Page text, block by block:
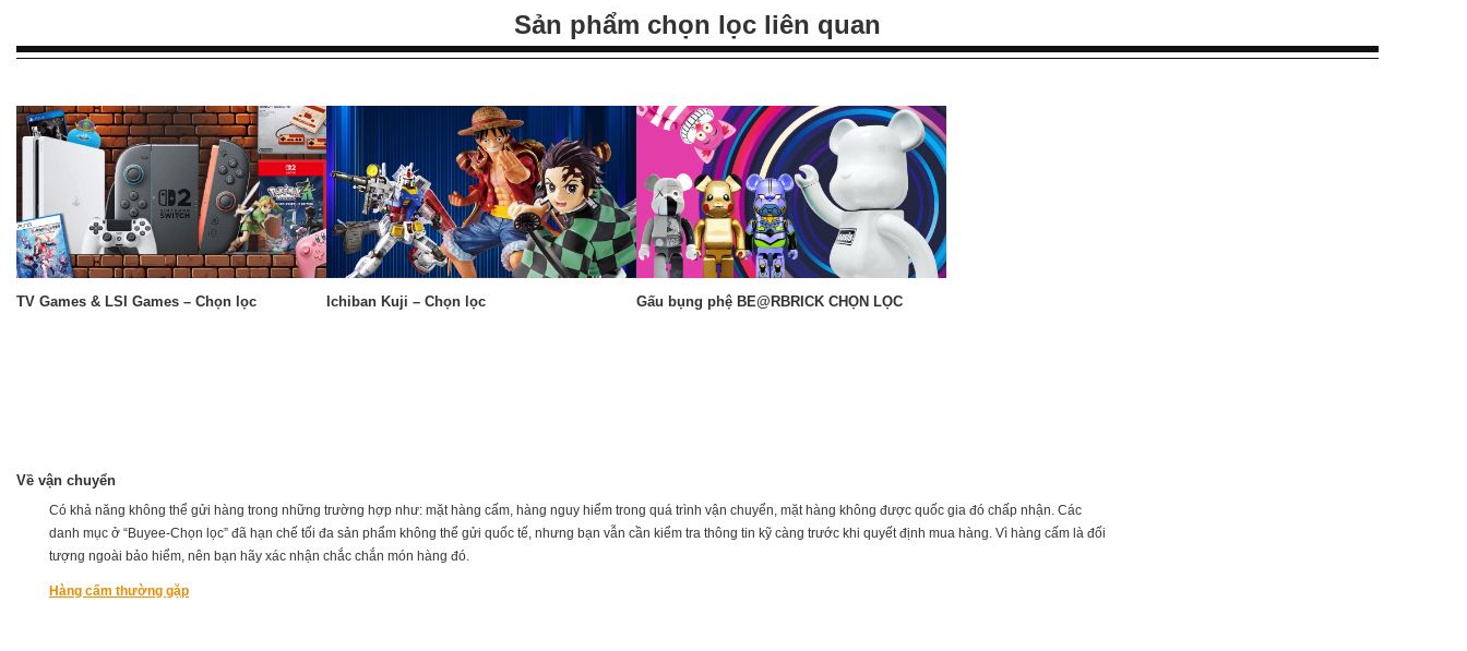
Sản phẩm chọn lọc liên quan
TV Games & LSI Games – Chọn lọc Ichiban Kuji – Chọn lọc Gấu bụng phệ BE@RBRICK CHỌN LỌC
Về vận chuyển
Có khả năng không thể gửi hàng trong những trường hợp như: mặt hàng cấm, hàng nguy hiểm trong quá trình vận chuyển, mặt hàng không được quốc gia đó chấp nhận. Các
danh mục ở “Buyee-Chọn lọc” đã hạn chế tối đa sản phẩm không thể gửi quốc tế, nhưng bạn vẫn cần kiểm tra thông tin kỹ càng trước khi quyết định mua hàng. Vì hàng cấm là đối
tượng ngoài bảo hiểm, nên bạn hãy xác nhận chắc chắn món hàng đó.
Hàng cấm thường gặp